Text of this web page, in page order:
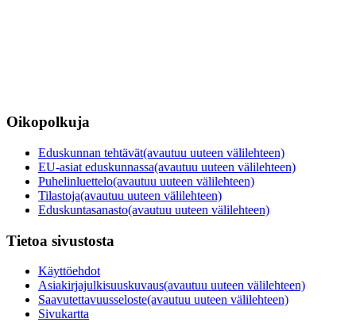
Oikopolkuja
Eduskunnan tehtävät(avautuu uuteen välilehteen)
EU-asiat eduskunnassa(avautuu uuteen välilehteen)
Puhelinluettelo(avautuu uuteen välilehteen)
Tilastoja(avautuu uuteen välilehteen)
Eduskuntasanasto(avautuu uuteen välilehteen)
Tietoa sivustosta
Käyttöehdot
Asiakirjajulkisuuskuvaus(avautuu uuteen välilehteen)
Saavutettavuusseloste(avautuu uuteen välilehteen)
Sivukartta